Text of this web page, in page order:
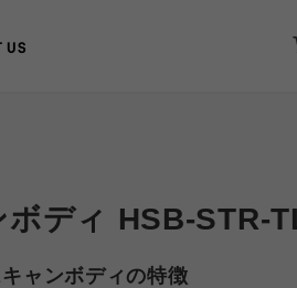
US
ボディ HSB-STR-
ャンボディの特徴